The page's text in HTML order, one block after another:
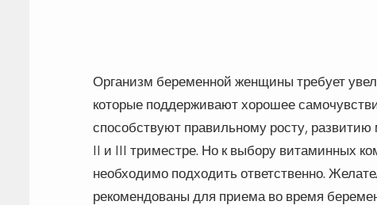
Организм беременной женщины требует
которые поддерживают хорошее
способствуют правильному росту,
II и III триместре. Но к выбору витаминных
необходимо подходить ответственно.
рекомендованы для приема во время